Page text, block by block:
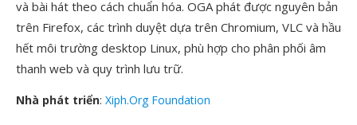
và bài hát theo cách chuẩn hóa. OGA phát được nguyên bản
trên Firefox, các trình duyệt dựa trên Chromium, VLC và hầu
hết môi trường desktop Linux, phù hợp cho phân phối âm
thanh web và quy trình lưu trữ.
Nhà phát triển: Xiph.Org Foundation